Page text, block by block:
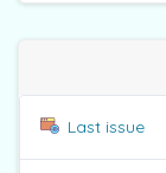
Last issue